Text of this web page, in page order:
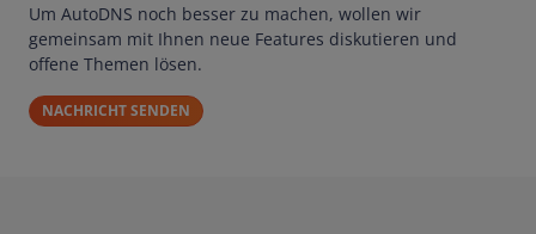
Um AutoDNS noch besser zu machen, wollen wir
gemeinsam mit Ihnen neue Features diskutieren und
offene Themen lösen.
NACHRICHT SENDEN